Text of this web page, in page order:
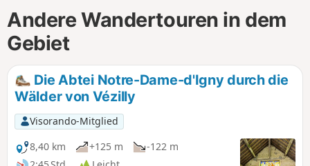
Andere Wandertouren in dem
Gebiet
Die Abtei Notre-Dame-d'Igny durch die
Wälder von Vézilly
Visorando-Mitglied
8,40 km
+125 m
-122 m